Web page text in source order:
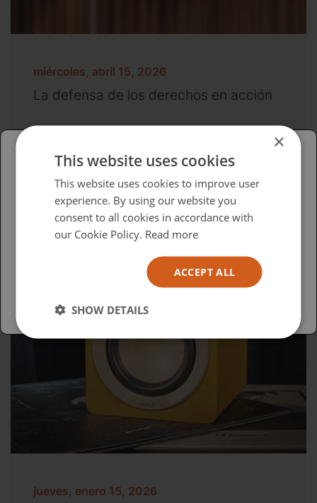
miércoles, abril 15, 2026
La defensa de los derechos en acción
jueves, enero 15, 2026
Please select your region/language
British
USA
×
This website uses cookies
This website uses cookies to improve user
experience. By using our website you
consent to all cookies in accordance with
our Cookie Policy. Read more
ACCEPT ALL
SHOW DETAILS